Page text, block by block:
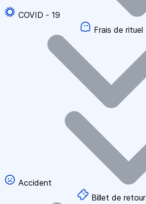
COVID - 19
Frais de rituel
Accident
Billet de retour